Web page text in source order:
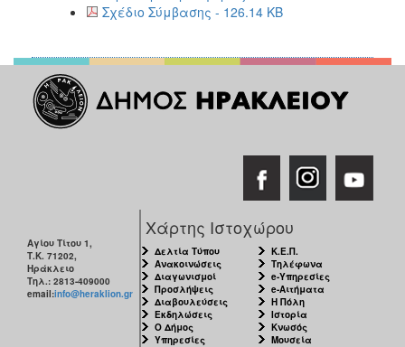
Σχέδιο Σύμβασης - 126.14 KB
Αγίου Τίτου 1,
Τ.Κ. 71202,
Ηράκλειο
Τηλ.: 2813-409000
email:info@heraklion.gr
Χάρτης Ιστοχώρου
Δελτία Τύπου
Ανακοινώσεις
Διαγωνισμοί
Προσλήψεις
Διαβουλεύσεις
Εκδηλώσεις
Ο Δήμος
Υπηρεσίες
Κ.Ε.Π.
Τηλέφωνα
e-Υπηρεσίες
e-Αιτήματα
Η Πόλη
Ιστορία
Κνωσός
Μουσεία